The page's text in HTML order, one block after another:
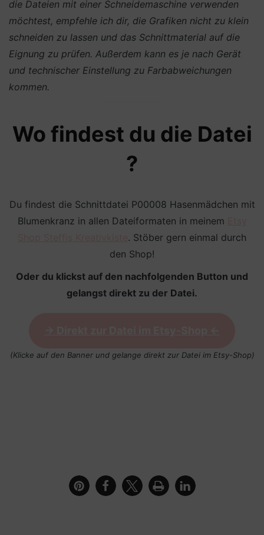
die Dateien mit einer Schneidemaschine verwenden
möchtest, empfehle ich dir, die Grafiken nicht zu klein
schneiden zu lassen und das Schnittmaterial auf die
Eignung zu prüfen. Außerdem kann es je nach Gerät
und technischer Einstellung zu Farbabweichungen
kommen.
Wo findest du die Datei
?
Du findest die Schnittdatei P00008 Hasenmädchen mit
Blumenkranz in allen Dateiformaten in meinem
. Stöber gern einmal durch
den Shop!
Oder du klickst auf den nachfolgenden Button und
gelangst direkt zu der Datei.
(Klicke auf den Banner und gelange direkt zur Datei im Etsy-Shop)